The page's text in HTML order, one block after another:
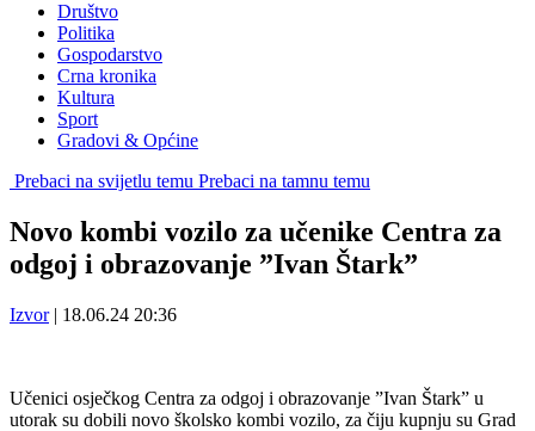
Društvo
Politika
Gospodarstvo
Crna kronika
Kultura
Sport
Gradovi & Općine
Prebaci na svijetlu temu Prebaci na tamnu temu
Novo kombi vozilo za učenike Centra za
odgoj i obrazovanje ”Ivan Štark”
Izvor | 18.06.24 20:36
Učenici osječkog Centra za odgoj i obrazovanje ”Ivan Štark” u
utorak su dobili novo školsko kombi vozilo, za čiju kupnju su Grad